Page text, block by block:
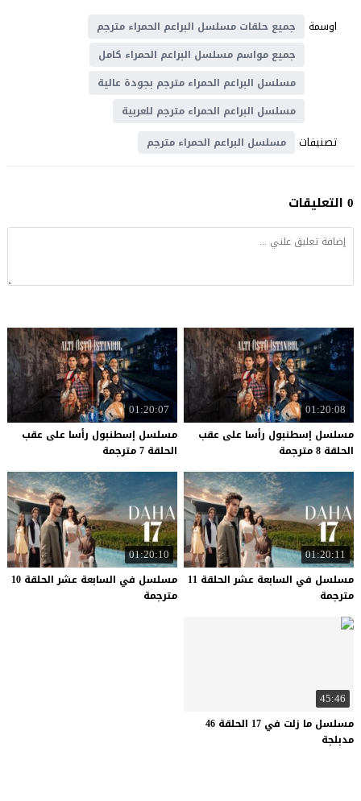
اوسمة
جميع حلقات مسلسل البراعم الحمراء مترجم
جميع مواسم مسلسل البراعم الحمراء كامل
مسلسل البراعم الحمراء مترجم بجودة عالية
مسلسل البراعم الحمراء مترجم للعربية
تصنيفات مسلسل البراعم الحمراء مترجم
0 التعليقات
01:20:08
مسلسل إسطنبول رأسا على عقب
الحلقة 8 مترجمة
01:20:07
مسلسل إسطنبول رأسا على عقب
الحلقة 7 مترجمة
01:20:11
مسلسل في السابعة عشر الحلقة 11
مترجمة
01:20:10
مسلسل في السابعة عشر الحلقة 10
مترجمة
45:46
مسلسل ما زلت في 17 الحلقة 46
مدبلجة